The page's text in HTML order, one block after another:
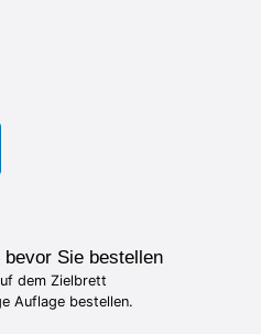
Sie bestellen
dem Zielbrett
Auflage bestellen.